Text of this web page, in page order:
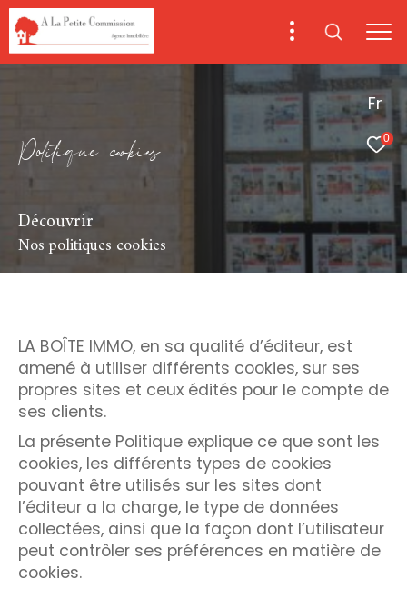
Fr
0
Poiique cokie
Découvrir
Nos politiques cookies
LA BOÎTE IMMO, en sa qualité d’éditeur, est
amené à utiliser différents cookies, sur ses
propres sites et ceux édités pour le compte de
ses clients.
La présente Politique explique ce que sont les
cookies, les différents types de cookies
pouvant être utilisés sur les sites dont
l’éditeur a la charge, le type de données
collectées, ainsi que la façon dont l’utilisateur
peut contrôler ses préférences en matière de
cookies.